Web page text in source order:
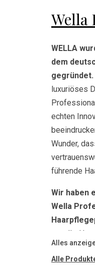
Wella
WELLA
dem
gegründet.
luxuriöses
echten
Wunder,
führende
Wir haben
Wella
was Ihr
und
Alle